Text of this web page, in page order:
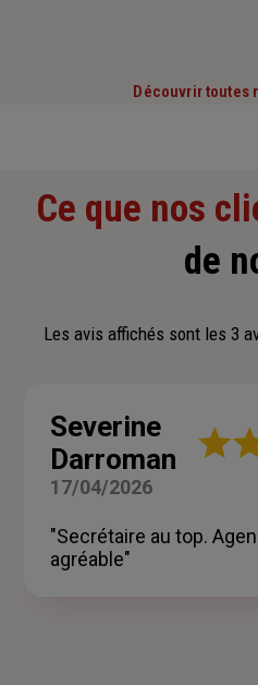
Découvrir toutes
Ce que nos
de
Les avis affichés sont les 3
Severine
Darroman
Note
étoiles
17/04/2026
"Secrétaire au top.
agréable"